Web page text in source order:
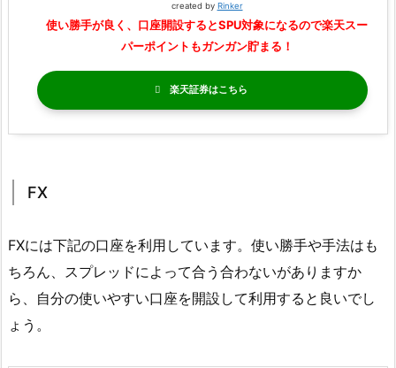
created by Rinker
使い勝手が良く、口座開設するとSPU対象になるので楽天スー
パーポイントもガンガン貯まる！
楽天証券
FX
FXには下記の口座を利用しています。使い勝手や手法はも
ちろん、スプレッドによって合う合わないがありますか
ら、自分の使いやすい口座を開設して利用すると良いでし
ょう。